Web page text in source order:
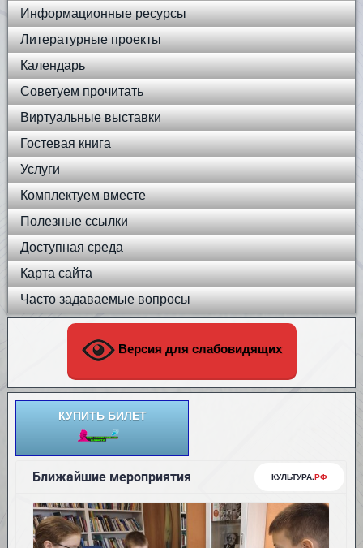
Информационные ресурсы
Литературные проекты
Календарь
Советуем прочитать
Виртуальные выставки
Гостевая книга
Услуги
Комплектуем вместе
Полезные ссылки
Доступная среда
Карта сайта
Часто задаваемые вопросы
Версия для слабовидящих
КУПИТЬ БИЛЕТ